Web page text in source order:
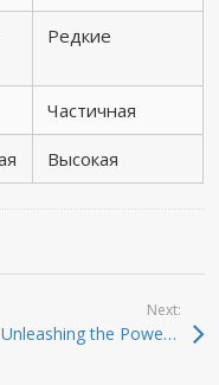
Редкие
Частичная
Высокая
las entradas
Next:
Unleashing the Power of Dexscreener for DEX Traders